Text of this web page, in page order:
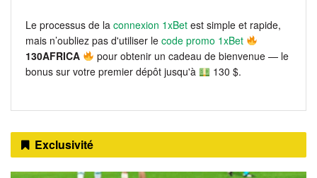
Le processus de la connexion 1xBet est simple et rapide,
mais n’oubliez pas d'utiliser le code promo 1xBet
130AFRICA
pour obtenir un cadeau de bienvenue — le
bonus sur votre premier dépôt jusqu'à
130 $.
Exclusivité